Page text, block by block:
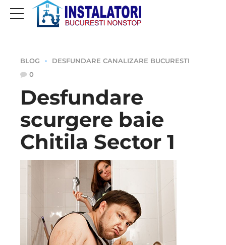
BLOG
DESFUNDARE CANALIZARE BUCURESTI
0
Desfundare
scurgere baie
Chitila Sector 1